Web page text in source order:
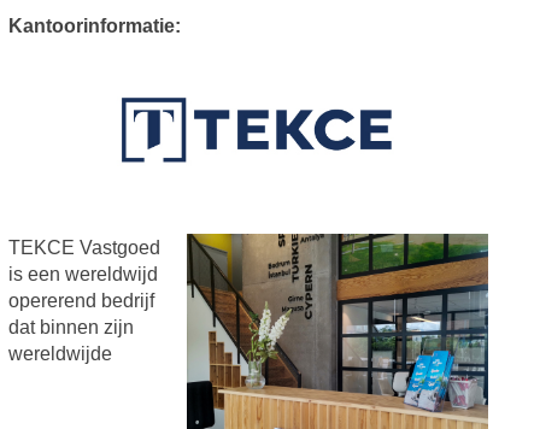
Kantoorinformatie:
TEKCE Vastgoed
is een wereldwijd
opererend bedrijf
dat binnen zijn
wereldwijde